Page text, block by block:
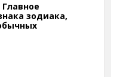
зодиака,